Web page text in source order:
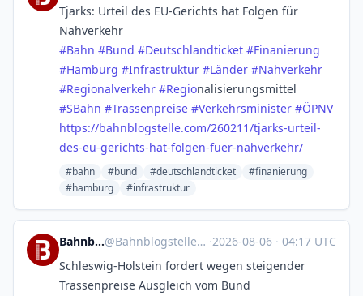
Tjarks: Urteil des EU-Gerichts hat Folgen für
Nahverkehr
#Bahn #Bund #Deutschlandticket #Finanierung
#Hamburg #Infrastruktur #Länder #Nahverkehr
#Regionalverkehr #Regio­nalisierungsmittel
#SBahn #Trassenpreise #Verkehrsminister #ÖPNV
https://bahnblogstelle.com/260211/tjarks-urteil-
des-eu-gerichts-hat-folgen-fuer-nahverkehr/
#bahn #bund #deutschlandticket
#finanierung
#hamburg
#infrastruktur
Bahnblogstelle@Bahnblogstelle@mastodon.social ·2026-08-06 · 04:17 UTC
Schleswig-Holstein fordert wegen steigender
Trassenpreise Ausgleich vom Bund